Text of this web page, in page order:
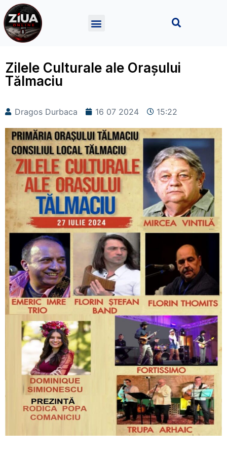
Zilele Culturale ale Orașului
Tălmaciu
Dragos Durbaca 16 07 2024 15:22